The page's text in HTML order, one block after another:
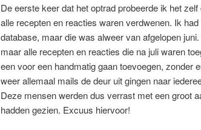
De eerste keer dat het optrad probeerde ik het
alle recepten en reacties waren verdwenen. Ik
database, maar die was alweer van afgelopen
maar alle recepten en reacties die na juli waren
een voor een handmatig gaan toevoegen, zonder
weer allemaal mails de deur uit gingen naar
Deze mensen werden dus verrast met een groot
hadden gezien. Excuus hiervoor!